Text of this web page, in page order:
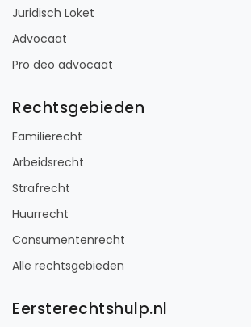
Juridisch Loket
Advocaat
Pro deo advocaat
Rechtsgebieden
Familierecht
Arbeidsrecht
Strafrecht
Huurrecht
Consumentenrecht
Alle rechtsgebieden
Eersterechtshulp.nl